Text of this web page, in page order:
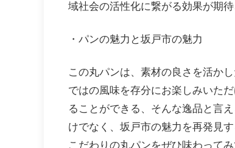
域社会の活性化に繋がる効果が期待
・パンの魅力と坂戸市の魅力
この丸パンは、素材の良さを活か
ではの風味を存分にお楽しみいた
ることができる、そんな逸品と言
けでなく、坂戸市の魅力を再発見
こだわりの丸パンをぜひ味わってみ